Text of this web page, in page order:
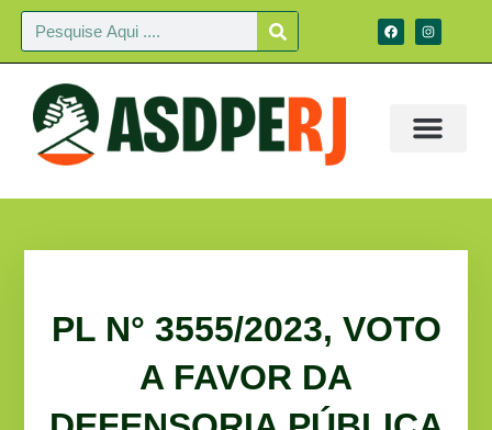
PL N° 3555/2023, VOTO
A FAVOR DA